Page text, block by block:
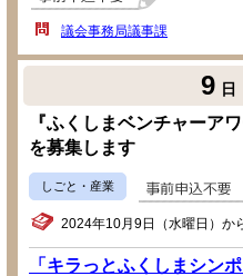
議会事務局議事課
9 日
『ふくしまベンチャーア
を募集します
しごと・産業
2024年10月9日（水曜日）か
「キラっとふくしまシン